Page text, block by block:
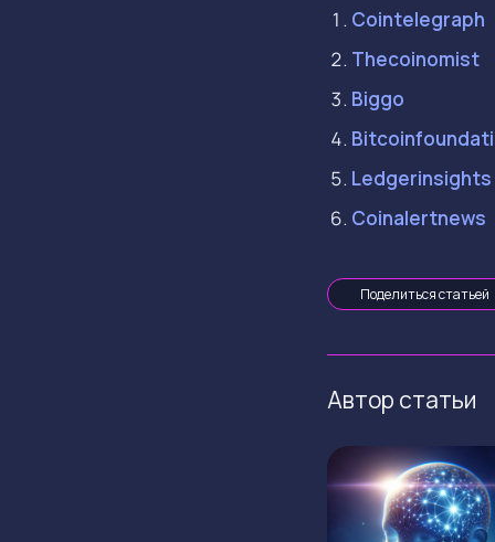
Cointelegraph
Thecoinomist
Biggo
Ledgerinsights
Coinalertnews
Поделиться статьей
Автор статьи